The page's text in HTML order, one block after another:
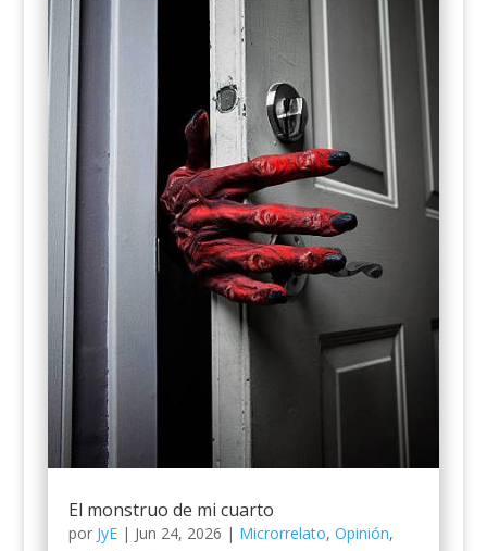
El monstruo de mi cuarto
por JyE| Jun 24, 2026 | Microrrelato, Opinión,